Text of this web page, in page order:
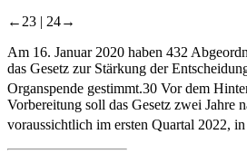
←23 | 24→
Am 16. Januar 2020 haben 432
das Gesetz zur Stärkung der
Organspende gestimmt.30 Vor dem
Vorbereitung soll das Gesetz zwei Jahre
voraussichtlich im ersten Quartal 2022,